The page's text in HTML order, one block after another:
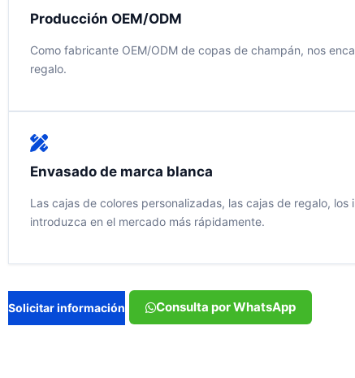
Producción OEM/ODM
Como fabricante OEM/ODM de copas de champán, nos
regalo.
Envasado de marca blanca
Las cajas de colores personalizadas, las cajas de regalo,
introduzca en el mercado más rápidamente.
Solicitar información Consulta por WhatsApp